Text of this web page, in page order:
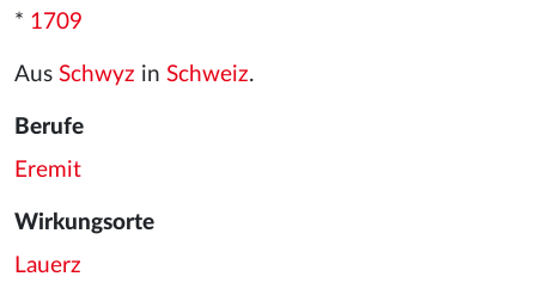
* 1709
Aus Schwyz in Schweiz.
Berufe
Eremit
Wirkungsorte
Lauerz